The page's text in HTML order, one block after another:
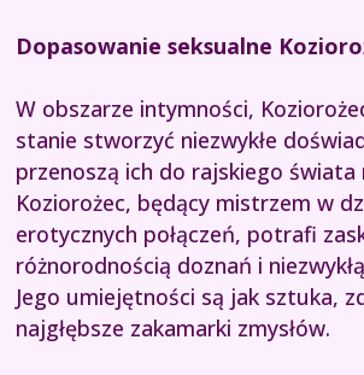
Dopasowanie seksualne
W obszarze intymności,
stanie stworzyć niezwykłe
przenoszą ich do rajskiego świata
Koziorożec, będący mistrzem w
erotycznych połączeń, potrafi
różnorodnością doznań i
Jego umiejętności są jak sztuka,
najgłębsze zakamarki zmysłów.